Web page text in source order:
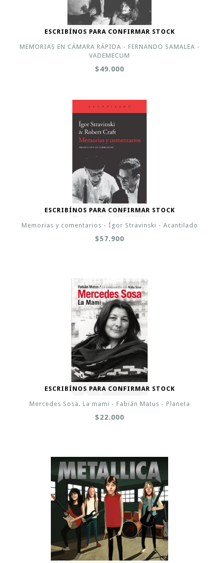
ESCRIBÍNOS PARA CONFIRMAR STOCK
MEMORIAS EN CÁMARA RÁPIDA - FERNANDO SAMALEA -
VADEMECUM
$49.000
ESCRIBÍNOS PARA CONFIRMAR STOCK
Memorias y comentarios - Ígor Stravinski - Acantilado
$57.900
ESCRIBÍNOS PARA CONFIRMAR STOCK
Mercedes Sosa. La mami - Fabián Matus - Planeta
$22.000